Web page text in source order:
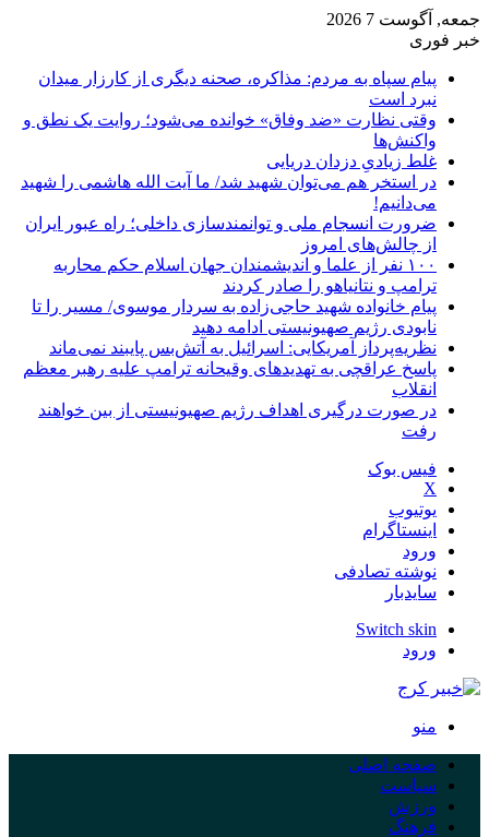
جمعه, آگوست 7 2026
خبر فوری
پیام سپاه به مردم: مذاکره، صحنه دیگری از کارزار میدان
نبرد است
وقتی نظارت «ضد وفاق» خوانده می‌شود؛ روایت یک نطق و
واکنش‌ها
غلط زیادیِ دزدان دریایی
در استخر هم می‌توان شهید شد/ ما آیت الله هاشمی را شهید
می‌دانیم!
ضرورت انسجام ملی و توانمندسازی داخلی؛ راه عبور ایران
از چالش‌های امروز
۱۰۰ نفر از علما و اندیشمندان جهان اسلام حکم محاربه
ترامپ و نتانیاهو را صادر کردند
پیام خانواده شهید حاجی‌زاده به سردار موسوی/ مسیر را تا
نابودی رژیم صهیونیستی ادامه دهید
نظریه‌پرداز آمریکایی: اسرائیل به آتش‌بس پایبند نمی‌ماند
پاسخ عراقچی به تهدیدهای وقیحانه ترامپ علیه رهبر معظم
انقلاب
در صورت درگیری اهداف رژیم صهیونیستی از بین خواهند
رفت
فیس بوک
X
یوتیوب
اینستاگرام
ورود
نوشته تصادفی
سایدبار
Switch skin
ورود
منو
صفحه اصلی
سیاست
ورزش
فرهنگ